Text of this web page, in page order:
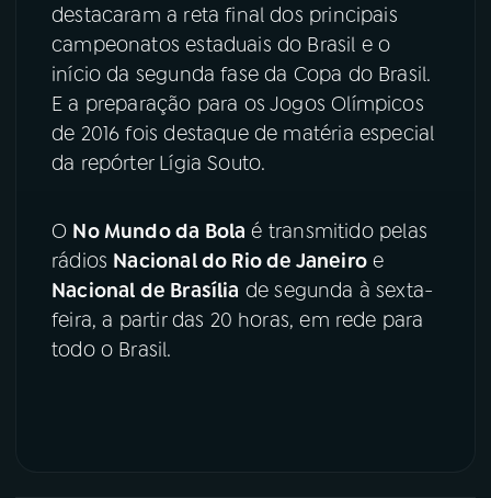
ACOMPANHE A RÁDIO NACIONAL
Facebook
destacaram a reta final dos principais
campeonatos estaduais do Brasil e o
início da segunda fase da Copa do Brasil.
E a preparação para os Jogos Olímpicos
de 2016 fois destaque de matéria especial
da repórter Lígia Souto.
O No Mundo da Bola é transmitido pelas
rádios Nacional do Rio de Janeiroe
Nacional de Brasília de segunda à sexta-
feira, a partir das 20 horas, em rede para
todo o Brasil.